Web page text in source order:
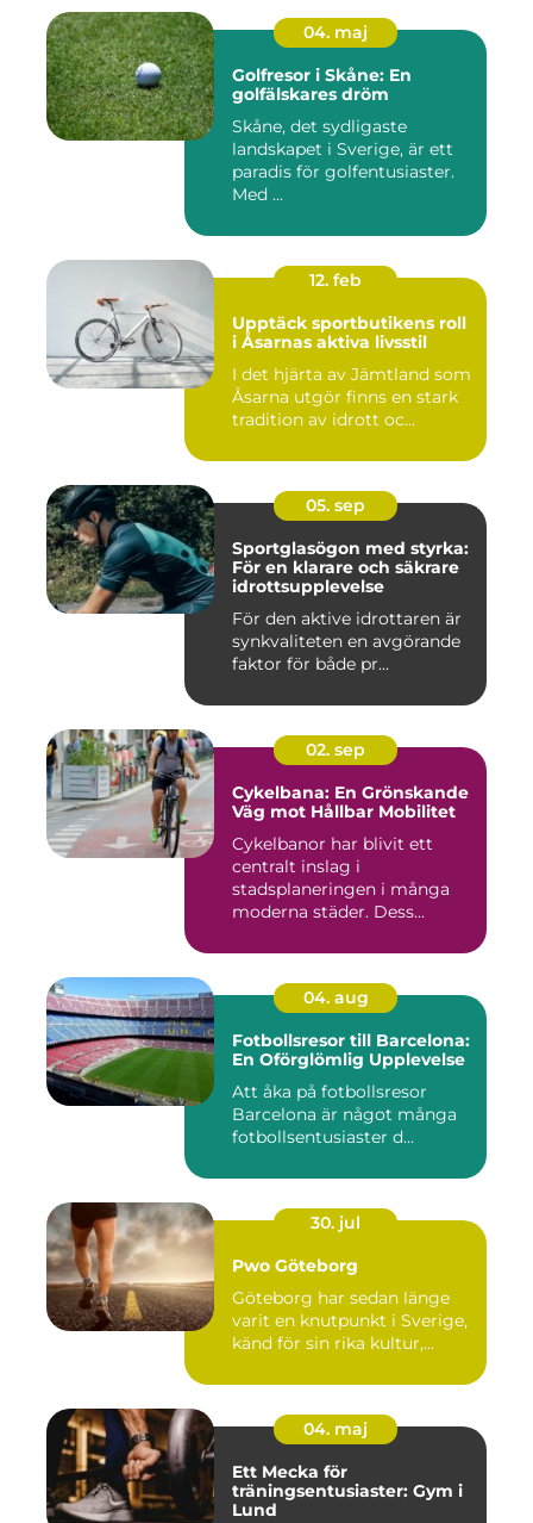
04. maj
Golfresor i Skåne: En
golfälskares dröm
Skåne, det sydligaste
landskapet i Sverige, är ett
paradis för golfentusiaster.
Med ...
12. feb
Upptäck sportbutikens roll
i Åsarnas aktiva livsstil
I det hjärta av Jämtland som
Åsarna utgör finns en stark
tradition av idrott oc...
05. sep
Sportglasögon med styrka:
För en klarare och säkrare
idrottsupplevelse
För den aktive idrottaren är
synkvaliteten en avgörande
faktor för både pr...
02. sep
Cykelbana: En Grönskande
Väg mot Hållbar Mobilitet
Cykelbanor har blivit ett
centralt inslag i
stadsplaneringen i många
moderna städer. Dess...
04. aug
Fotbollsresor till Barcelona:
En Oförglömlig Upplevelse
Att åka på fotbollsresor
Barcelona är något många
fotbollsentusiaster d...
30. jul
Pwo Göteborg
Göteborg har sedan länge
varit en knutpunkt i Sverige,
känd för sin rika kultur,...
04. maj
Ett Mecka för
träningsentusiaster: Gym i
Lund